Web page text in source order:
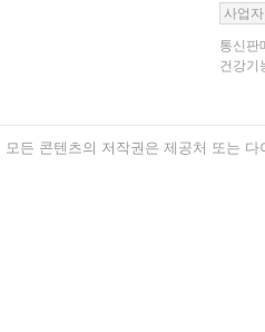
사업
통신판
건강기
모든 콘텐츠의 저작권은 제공처 또는